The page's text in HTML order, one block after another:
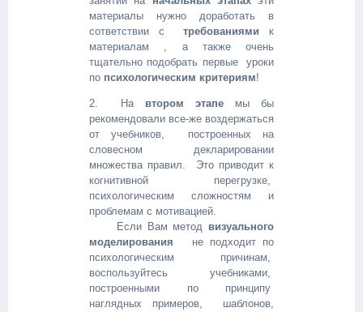
материалы нужно доработать в
сответствии стребованиями к
материалам , а также очень
тщательно подобрать первые уроки
по психологическим критериям!
2. На втором этапе мы бы
рекомендовали все-же воздержаться
от учебников, построенных на
словесном декларировании
множества правил. Это приводит к
когнитивной перегрузке,
психологическим сложностям и
проблемам с мотивацией.
Если Вам метод визуального
моделирования не подходит по
психологическим причинам,
воспользуйтесь учебниками,
построенными по принципу
наглядных примеров, шаблонов,